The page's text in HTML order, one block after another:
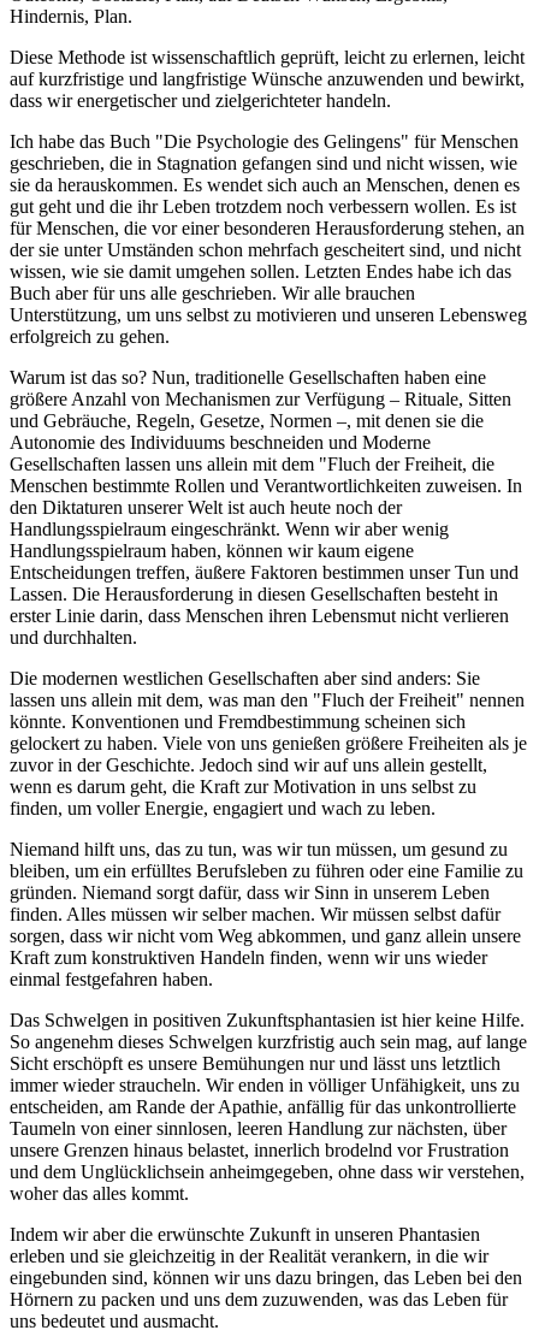
Hindernis, Plan.
Diese Methode ist wissenschaftlich geprüft, leicht zu erlernen, leicht
auf kurzfristige und langfristige Wünsche anzuwenden und bewirkt,
dass wir energetischer und zielgerichteter handeln.
Ich habe das Buch "Die Psychologie des Gelingens" für Menschen
geschrieben, die in Stagnation gefangen sind und nicht wissen, wie
sie da herauskommen. Es wendet sich auch an Menschen, denen es
gut geht und die ihr Leben trotzdem noch verbessern wollen. Es ist
für Menschen, die vor einer besonderen Herausforderung stehen, an
der sie unter Umständen schon mehrfach gescheitert sind, und nicht
wissen, wie sie damit umgehen sollen. Letzten Endes habe ich das
Buch aber für uns alle geschrieben. Wir alle brauchen
Unterstützung, um uns selbst zu motivieren und unseren Lebensweg
erfolgreich zu gehen.
Warum ist das so? Nun, traditionelle Gesellschaften haben eine
größere Anzahl von Mechanismen zur Verfügung – Rituale, Sitten
und Gebräuche, Regeln, Gesetze, Normen –, mit denen sie die
Autonomie des Individuums beschneiden und Moderne
Gesellschaften lassen uns allein mit dem "Fluch der Freiheit, die
Menschen bestimmte Rollen und Verantwortlichkeiten zuweisen. In
den Diktaturen unserer Welt ist auch heute noch der
Handlungsspielraum eingeschränkt. Wenn wir aber wenig
Handlungsspielraum haben, können wir kaum eigene
Entscheidungen treffen, äußere Faktoren bestimmen unser Tun und
Lassen. Die Herausforderung in diesen Gesellschaften besteht in
erster Linie darin, dass Menschen ihren Lebensmut nicht verlieren
und durchhalten.
Die modernen westlichen Gesellschaften aber sind anders: Sie
lassen uns allein mit dem, was man den "Fluch der Freiheit" nennen
könnte. Konventionen und Fremdbestimmung scheinen sich
gelockert zu haben. Viele von uns genießen größere Freiheiten als je
zuvor in der Geschichte. Jedoch sind wir auf uns allein gestellt,
wenn es darum geht, die Kraft zur Motivation in uns selbst zu
finden, um voller Energie, engagiert und wach zu leben.
Niemand hilft uns, das zu tun, was wir tun müssen, um gesund zu
bleiben, um ein erfülltes Berufsleben zu führen oder eine Familie zu
gründen. Niemand sorgt dafür, dass wir Sinn in unserem Leben
finden. Alles müssen wir selber machen. Wir müssen selbst dafür
sorgen, dass wir nicht vom Weg abkommen, und ganz allein unsere
Kraft zum konstruktiven Handeln finden, wenn wir uns wieder
einmal festgefahren haben.
Das Schwelgen in positiven Zukunftsphantasien ist hier keine Hilfe.
So angenehm dieses Schwelgen kurzfristig auch sein mag, auf lange
Sicht erschöpft es unsere Bemühungen nur und lässt uns letztlich
immer wieder straucheln. Wir enden in völliger Unfähigkeit, uns zu
entscheiden, am Rande der Apathie, anfällig für das unkontrollierte
Taumeln von einer sinnlosen, leeren Handlung zur nächsten, über
unsere Grenzen hinaus belastet, innerlich brodelnd vor Frustration
und dem Unglücklichsein anheimgegeben, ohne dass wir verstehen,
woher das alles kommt.
Indem wir aber die erwünschte Zukunft in unseren Phantasien
erleben und sie gleichzeitig in der Realität verankern, in die wir
eingebunden sind, können wir uns dazu bringen, das Leben bei den
Hörnern zu packen und uns dem zuzuwenden, was das Leben für
uns bedeutet und ausmacht.